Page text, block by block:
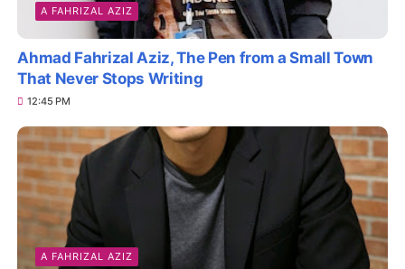
A FAHRIZAL AZIZ
Ahmad Fahrizal Aziz, The Pen from a Small Town
That Never Stops Writing
12:45 PM
A FAHRIZAL AZIZ